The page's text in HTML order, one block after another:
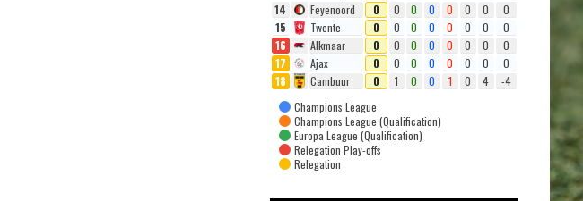
14
Feyenoord 0 0 0 0 0 0 0
0
15
Twente 0 0 0 0 0 0 0
0
16
Alkmaar 0 0 0 0 0 0 0
0
17
Ajax 0 0 0 0 0 0 0
0
18
Cambuur 0 1 0 0 1 0 4
-4
Champions League
Champions League (Qualification)
Europa League (Qualification)
Relegation Play-offs
Relegation